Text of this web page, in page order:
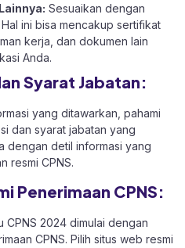
Sesuaikan dengan
ini bisa mencakup sertifikat
kerja, dan dokumen lain
Anda.
Syarat Jabatan:
yang ditawarkan, pahami
dan syarat jabatan yang
dengan detil informasi yang
resmi CPNS.
Penerimaan CPNS:
CPNS 2024 dimulai dengan
CPNS. Pilih situs web resmi